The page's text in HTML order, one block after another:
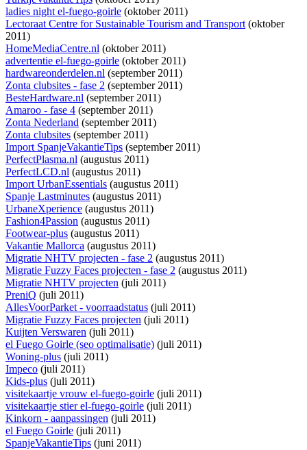
ladies night el-fuego-goirle (oktober 2011)
Lectoraat Centre for Sustainable Tourism and Transport(oktober
2011)
HomeMediaCentre.nl (oktober 2011)
advertentie el-fuego-goirle (oktober 2011)
hardwareonderdelen.nl (september 2011)
Zonta clubsites - fase 2 (september 2011)
BesteHardware.nl (september 2011)
Amaroo - fase 4 (september 2011)
Zonta Nederland (september 2011)
Zonta clubsites (september 2011)
Import SpanjeVakantieTips (september 2011)
PerfectPlasma.nl (augustus 2011)
PerfectLCD.nl (augustus 2011)
Import UrbanEssentials (augustus 2011)
Spanje Lastminutes (augustus 2011)
UrbaneXperience (augustus 2011)
Fashion4Passion (augustus 2011)
Footwear-plus (augustus 2011)
Vakantie Mallorca (augustus 2011)
Migratie NHTV projecten - fase 2 (augustus 2011)
Migratie Fuzzy Faces projecten - fase 2 (augustus 2011)
Migratie NHTV projecten (juli 2011)
PreniQ (juli 2011)
AllesVoorParket - voorraadstatus (juli 2011)
Migratie Fuzzy Faces projecten (juli 2011)
Kuijten Verswaren (juli 2011)
el Fuego Goirle (seo optimalisatie) (juli 2011)
Woning-plus (juli 2011)
Impeco (juli 2011)
Kids-plus (juli 2011)
visitekaartje vrouw el-fuego-goirle (juli 2011)
visitekaartje stier el-fuego-goirle (juli 2011)
Kinkorn - aanpassingen (juli 2011)
el Fuego Goirle (juli 2011)
SpanjeVakantieTips (juni 2011)